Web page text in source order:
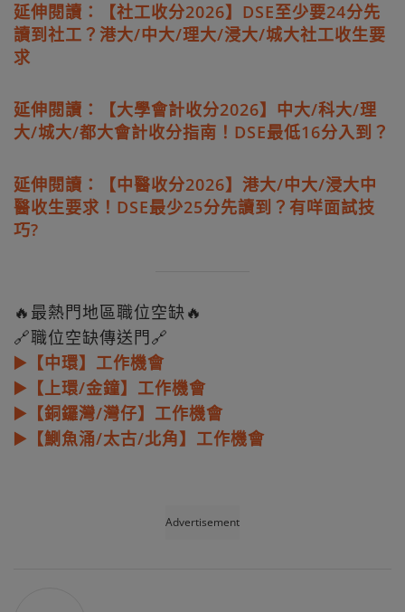
延伸閱讀：【社工收分2026】DSE至少要24分先
讀到社工？港大/中大/理大/浸大/城大社工收生要
求
延伸閱讀：【大學會計收分2026】中大/科大/理
大/城大/都大會計收分指南！DSE最低16分入到？
延伸閱讀：【中醫收分2026】港大/中大/浸大中
醫收生要求！DSE最少25分先讀到？有咩面試技
巧?
🔥最熱門地區職位空缺🔥
🔗職位空缺傳送門🔗
▶️【中環】工作機會
▶️【上環/金鐘】工作機會
▶️【銅鑼灣/灣仔】工作機會
▶️【鰂魚涌/太古/北角】工作機會
Advertisement